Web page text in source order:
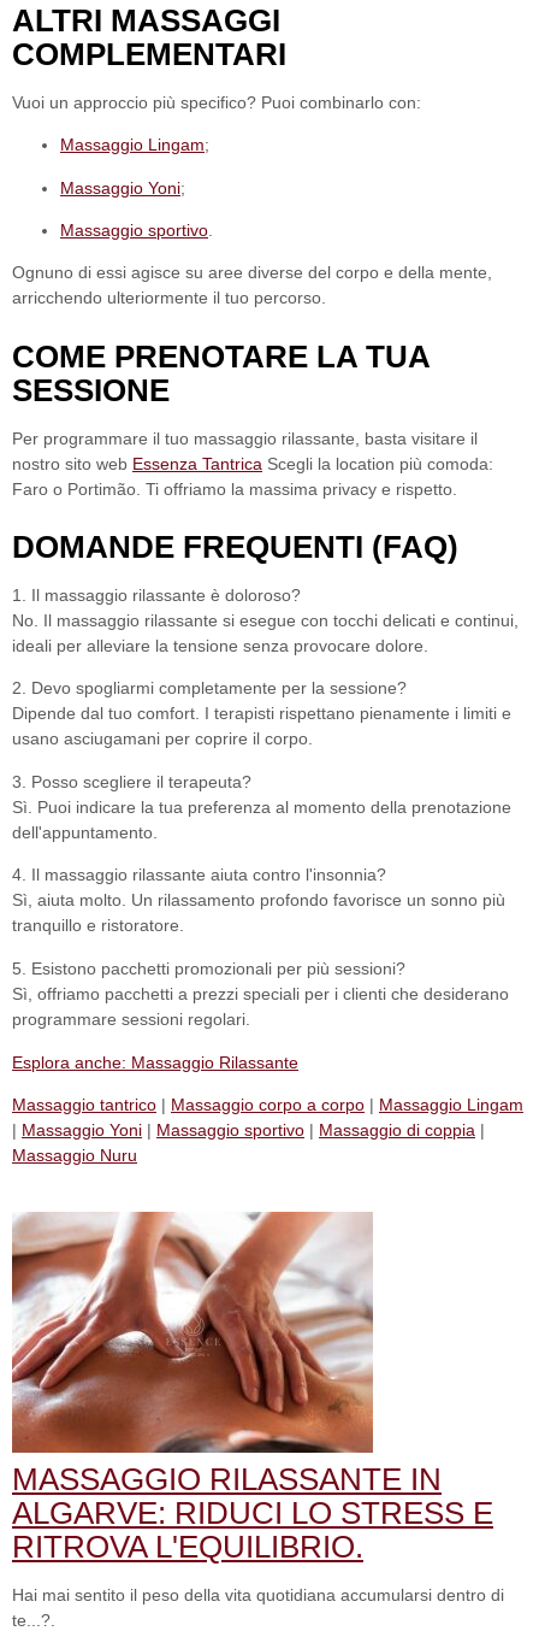
ALTRI MASSAGGI
COMPLEMENTARI
Vuoi un approccio più specifico? Puoi combinarlo con:
Massaggio Lingam;
Massaggio Yoni;
Massaggio sportivo
Ognuno di essi agisce su aree diverse del corpo e della mente,
arricchendo ulteriormente il tuo percorso.
COME PRENOTARE LA TUA
SESSIONE
Per programmare il tuo massaggio rilassante , basta visitare il
nostro sito web Essenza Tantrica Scegli la location più comoda:
Faro o Portimão. Ti offriamo la massima privacy e rispetto.
DOMANDE FREQUENTI (FAQ)
1. Il massaggio rilassante è doloroso?
No. Il massaggio rilassante si esegue con tocchi delicati e continui,
ideali per alleviare la tensione senza provocare dolore.
2. Devo spogliarmi completamente per la sessione?
Dipende dal tuo comfort. I terapisti rispettano pienamente i limiti e
usano asciugamani per coprire il corpo.
3. Posso scegliere il terapeuta?
Sì. Puoi indicare la tua preferenza al momento della prenotazione
dell'appuntamento.
4. Il massaggio rilassante aiuta contro l'insonnia?
Sì, aiuta molto. Un rilassamento profondo favorisce un sonno più
tranquillo e ristoratore.
5. Esistono pacchetti promozionali per più sessioni?
Sì, offriamo pacchetti a prezzi speciali per i clienti che desiderano
programmare sessioni regolari.
Esplora anche: Massaggio Rilassante
Massaggio tantrico | Massaggio corpo a corpo | Massaggio Lingam
| Massaggio Yoni | Massaggio sportivo | Massaggio di coppia |
Massaggio Nuru
MASSAGGIO RILASSANTE IN
ALGARVE: RIDUCI LO STRESS E
RITROVA L'EQUILIBRIO.
Hai mai sentito il peso della vita quotidiana accumularsi dentro di
te...?.